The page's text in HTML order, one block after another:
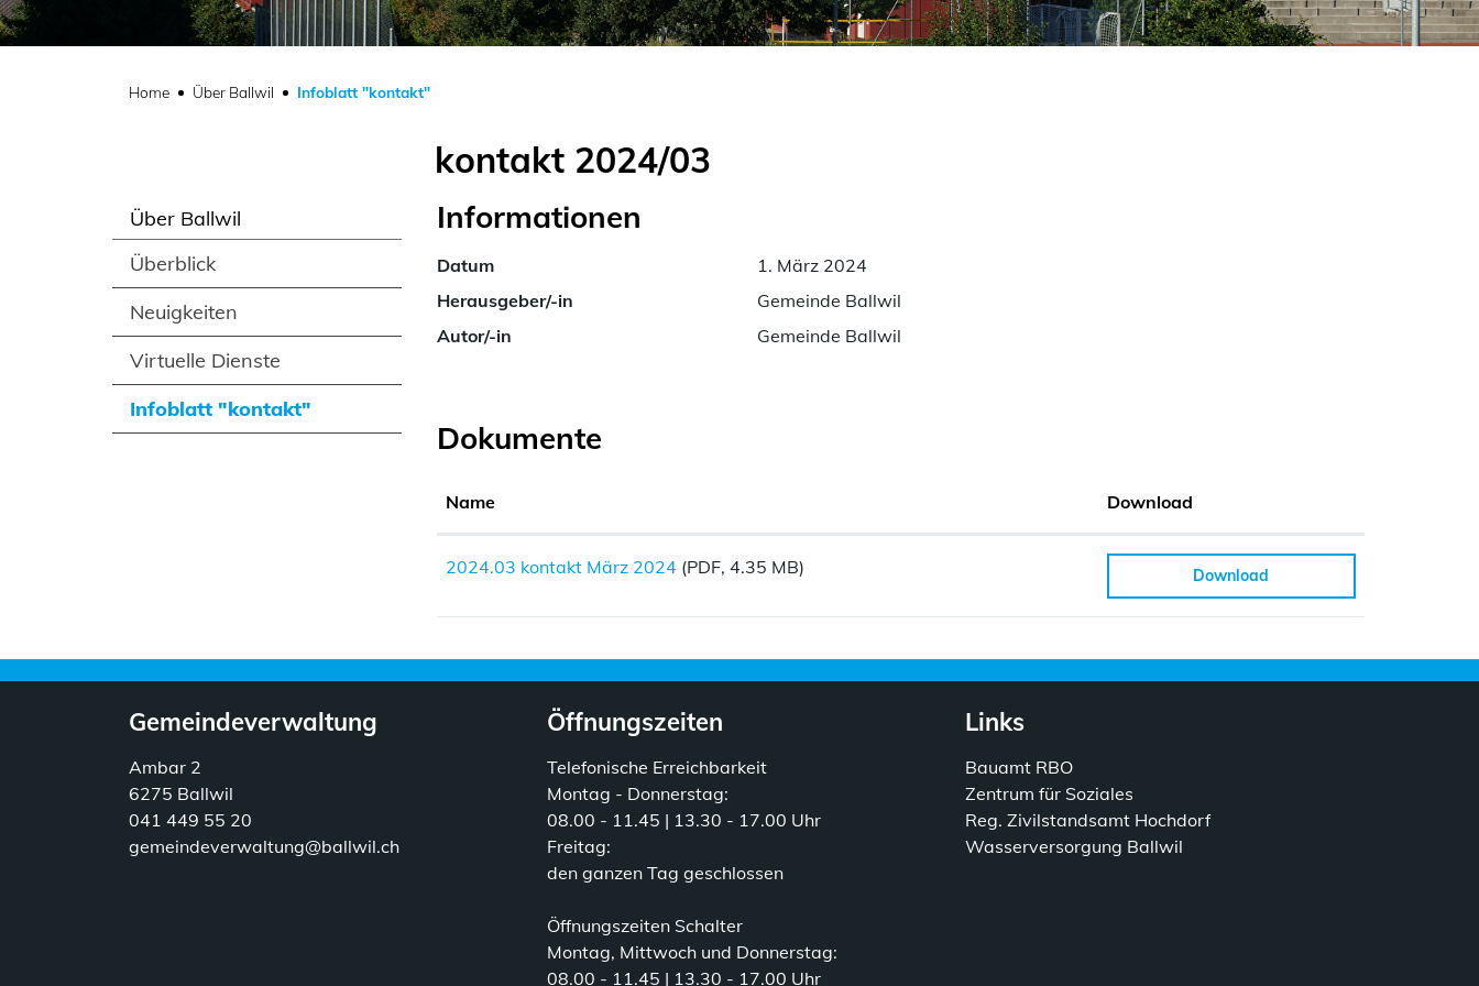
Home Über Ballwil Infoblatt "kontakt"(ausgewählt)
kontakt 2024/03
Über Ballwil
Überblick
Neuigkeiten
Virtuelle Dienste
Infoblatt "kontakt"
Informationen
Datum
1. März 2024
Herausgeber/-in
Gemeinde Ballwil
Autor/-in
Gemeinde Ballwil
Dokumente
Name Download
2024.03 kontakt März 2024 (PDF, 4.35 MB) Download
Gemeindeverwaltung
Ambar 2
6275 Ballwil
041 449 55 20
gemeindeverwaltung@ballwil.ch
Öffnungszeiten
Telefonische Erreichbarkeit
Montag - Donnerstag:
08.00 - 11.45 | 13.30 - 17.00 Uhr
Freitag:
den ganzen Tag geschlossen
Öffnungszeiten Schalter
Montag, Mittwoch und Donnerstag:
08.00 - 11.45 | 13.30 - 17.00 Uhr
Links
Bauamt RBO
Zentrum für Soziales
Reg. Zivilstandsamt Hochdorf
Wasserversorgung Ballwil